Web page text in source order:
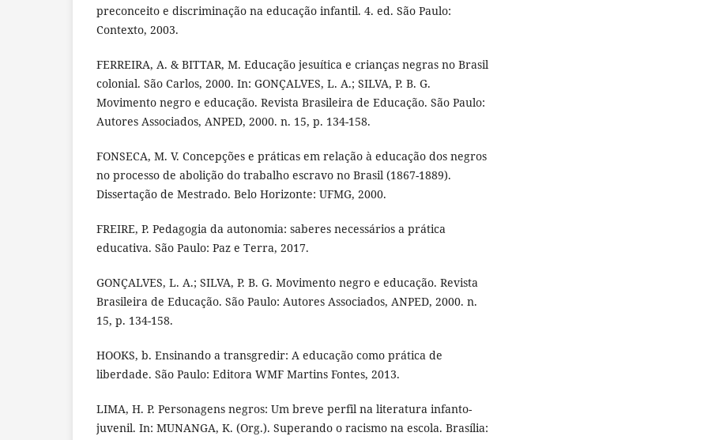
preconceito e discriminação na educação infantil. 4. ed. São Paulo:
Contexto, 2003.
FERREIRA, A. & BITTAR, M. Educação jesuítica e crianças negras no Brasil
colonial. São Carlos, 2000. In: GONÇALVES, L. A.; SILVA, P. B. G.
Movimento negro e educação. Revista Brasileira de Educação. São Paulo:
Autores Associados, ANPED, 2000. n. 15, p. 134-158.
FONSECA, M. V. Concepções e práticas em relação à educação dos negros
no processo de abolição do trabalho escravo no Brasil (1867-1889).
Dissertação de Mestrado. Belo Horizonte: UFMG, 2000.
FREIRE, P. Pedagogia da autonomia: saberes necessários a prática
educativa. São Paulo: Paz e Terra, 2017.
GONÇALVES, L. A.; SILVA, P. B. G. Movimento negro e educação. Revista
Brasileira de Educação. São Paulo: Autores Associados, ANPED, 2000. n.
15, p. 134-158.
HOOKS, b. Ensinando a transgredir: A educação como prática de
liberdade. São Paulo: Editora WMF Martins Fontes, 2013.
LIMA, H. P. Personagens negros: Um breve perfil na literatura infanto-
juvenil. In: MUNANGA, K. (Org.). Superando o racismo na escola. Brasília: